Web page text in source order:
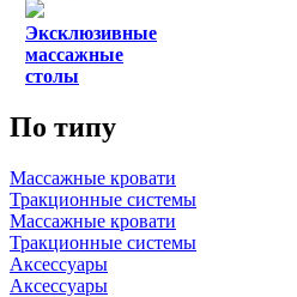
Эксклюзивные
массажные
столы
По типу
Массажные кровати
Тракционные системы
Массажные кровати
Тракционные системы
Аксессуары
Аксессуары